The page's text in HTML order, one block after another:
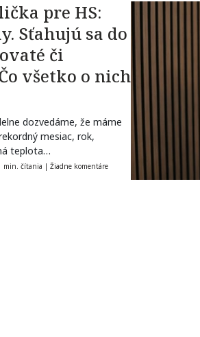
pre HS:
Sťahujú sa do
či
všetko o nich
dozvedáme, že máme
mesiac, rok,
teplota…
min. čítania | Žiadne komentáre